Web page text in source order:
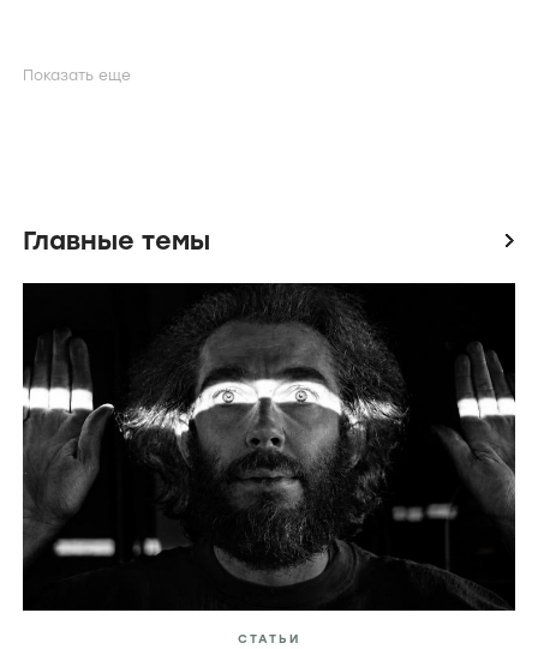
Показать еще
Главные темы icon
СТАТЬИ